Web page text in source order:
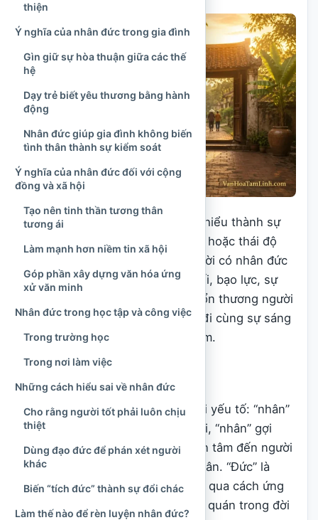
Tuy vậy, nhân đức không nên bị hiểu thành sự
nhẫn nhịn vô điều kiện, sự cả nể hoặc thái độ
dung túng cho điều sai. Một người có nhân đức
vẫn cần biết nói không với lừa dối, bạo lực, sự
bất công và những hành vi làm tổn thương người
khác. Lòng tốt chỉ bền vững khi đi cùng sự sáng
suốt, lòng tự trọng và trách nhiệm.
Nhân đức là gì?
“Nhân đức” là sự kết hợp giữa hai yếu tố: “nhân”
và “đức”. Trong cách hiểu gần gũi, “nhân” gợi
đến lòng thương người, biết quan tâm đến người
khác và không sống chỉ vì bản thân. “Đức” là
phẩm chất tốt đẹp được thể hiện qua cách ứng
xử, lời nói, hành động và sự nhất quán trong đời
thiện
Ý nghĩa của nhân đức trong gia đình
Gìn giữ sự hòa thuận giữa các thế
hệ
Dạy trẻ biết yêu thương bằng hành
động
Nhân đức giúp gia đình không biến
tình thân thành sự kiểm soát
Ý nghĩa của nhân đức đối với cộng
đồng và xã hội
Tạo nên tinh thần tương thân
tương ái
Làm mạnh hơn niềm tin xã hội
Góp phần xây dựng văn hóa ứng
xử văn minh
Nhân đức trong học tập và công việc
Trong trường học
Trong nơi làm việc
Những cách hiểu sai về nhân đức
Cho rằng người tốt phải luôn chịu
thiệt
Dùng đạo đức để phán xét người
khác
Biến “tích đức” thành sự đổi chác
Làm thế nào để rèn luyện nhân đức?